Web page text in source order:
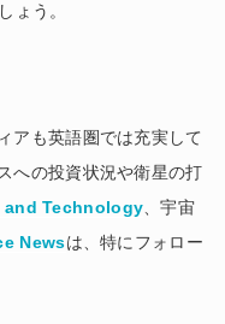
ょう。
アも英語圏では充実して
への投資状況や衛星の打
and Technology 、宇宙
Newsは、特にフォロー